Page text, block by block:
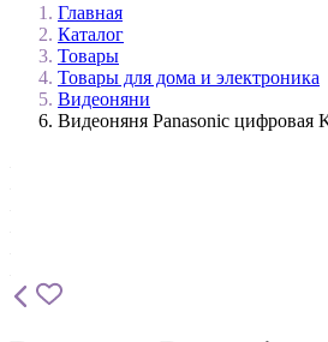
Главная
Каталог
Товары
Товары для дома и электроника
Видеоняни
Видеоняня Panasonic цифровая